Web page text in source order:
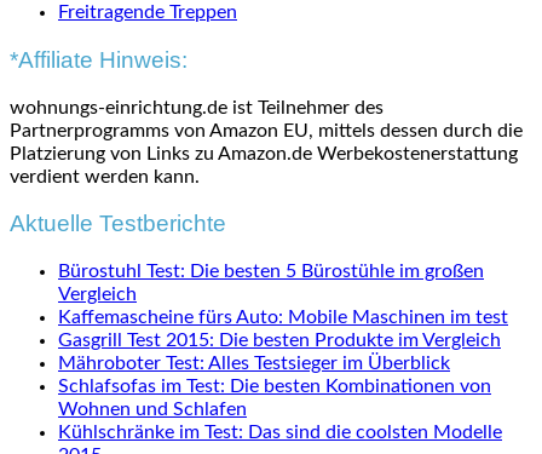
Freitragende Treppen
*Affiliate Hinweis:
wohnungs-einrichtung.de ist Teilnehmer des
Partnerprogramms von Amazon EU, mittels dessen durch die
Platzierung von Links zu Amazon.de Werbekostenerstattung
verdient werden kann.
Aktuelle Testberichte
Bürostuhl Test: Die besten 5 Bürostühle im großen
Vergleich
Kaffemascheine fürs Auto: Mobile Maschinen im test
Gasgrill Test 2015: Die besten Produkte im Vergleich
Mähroboter Test: Alles Testsieger im Überblick
Schlafsofas im Test: Die besten Kombinationen von
Wohnen und Schlafen
Kühlschränke im Test: Das sind die coolsten Modelle